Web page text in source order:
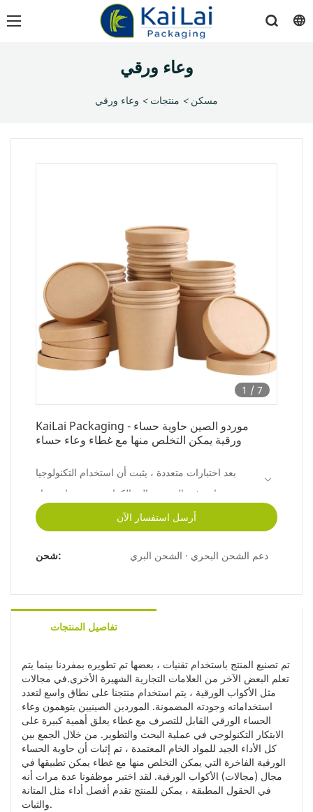
وعاء ورقي
مسكن > منتجات > وعاء ورقي
1 / 7
KaiLai Packaging - موردو الصين حاوية حساء
ورقية يمكن التخلص منها مع غطاء وعاء حساء
بعد اختبارات متعددة ، يثبت أن استخدام التكنولوجيا
يساهم في التصنيع عالي الكفاءة ويضمن استقرار
حاويات الحساء الورقية المزودة بغطاء للموردين
الصينيين.لديها استخدامات واسعة النطاق في مجال
(مجالات) تطبيق الأكواب الورقية وتستحق الاستثمار
أرسل استفسار الآن
شحن: دعم الشحن البحري · الشحن البري
تفاصيل المنتجات
تم تصنيع المنتج باستخدام تقنيات ، بعضها تم تطويره بمفردنا بينما يتم
تعلم البعض الآخر من العلامات التجارية الشهيرة الأخرى.في مجالات
مثل الأكواب الورقية ، يتم استخدام منتجنا على نطاق واسع لتعدد
استخداماته وجودته المضمونة. الموردين الصينيين يتوهمون وعاء
الحساء الورقي القابل للتصرف مع غطاء يعلق أهمية كبيرة على
الابتكار التكنولوجي في عملية البحث والتطوير. من خلال الجمع بين
كل الأداء الجيد للمواد الخام المعتمدة ، تم إثبات أن حاوية الحساء
الورقية الفاخرة التي يمكن التخلص منها مع غطاء يمكن تطبيقها في
مجال (مجالات) الأكواب الورقية. لقد اختبر موظفونا عدة مرات أنه
في الحقول المطبقة ، يمكن للمنتج تقدم أفضل أداء مثل المتانة
والثبات.